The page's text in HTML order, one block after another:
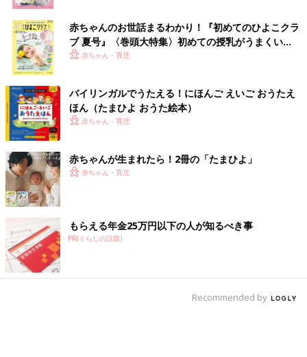
いないところで食べさせないように注意が必要です。また、1人
目のおもちゃはパーツが小さいこともあるので、2人目が誤飲し
ないように気をつけて。お出かけスポットは1人目に合わせがち
になりますが、2人目を連れ回しすぎないように計画するといい
でしょう。
監修／平田かおり先生
撮影／成田由香利、矢部ひとみ
インスタでも大人気！ ”3才差兄×妹”き
ンスタグラムに投稿したところ人気に火がつい
たまぼさん。2021年には長女しおさんが生ま
歳 令和ギャル爆誕の道のり』を出版したまぼ
さんにきょうだい育児のウラ話を聞きました。
きょうだいの年齢差による特徴やお世話のポイントを紹介しまし
たが、自分たちにぴったりの年齢差はイメージできましたか。こ
の記事をママだけでなく夫婦で読んで、夫婦で将来のファミリー
プランを話し合うきっかけにしてください。
参考／『後期のひよこクラブ』2024年春号 「“夫婦で話し合っ
ておくべき”ファミリー計画とお金の準備」
赤ちゃんのお世話まるわかり！『初めてのひよこクラ
ブ 夏号』〈巻頭大特集〉初めての授乳がうまくい
く！ おっぱい・ミルクの基本と夏のトラブル 解決テ
赤ちゃん・育児
バイリンガルでうたえる！にほんご えいご おうたえ
ほん（たまひよ おうた絵本）
赤ちゃん・育児
赤ちゃんが生まれたら！2冊の「たまひよ」
赤ちゃん・育児
もらえる年金25万円以下の人が知るべき事
PR(くらしの話題)
Recommended by